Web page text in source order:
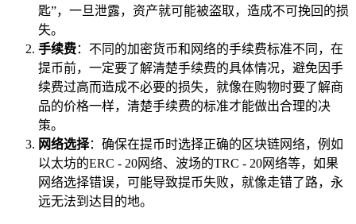
匙”，一旦泄露，资产就可能被盗取，造成不可挽回的损
失。
手续费：不同的加密货币和网络的手续费标准不同，在
提币前，一定要了解清楚手续费的具体情况，避免因手
续费过高而造成不必要的损失，就像在购物时要了解商
品的价格一样，清楚手续费的标准才能做出合理的决
策。
网络选择：确保在提币时选择正确的区块链网络，例如
以太坊的ERC - 20网络、波场的TRC - 20网络等，如果
网络选择错误，可能导致提币失败，就像走错了路，永
远无法到达目的地。